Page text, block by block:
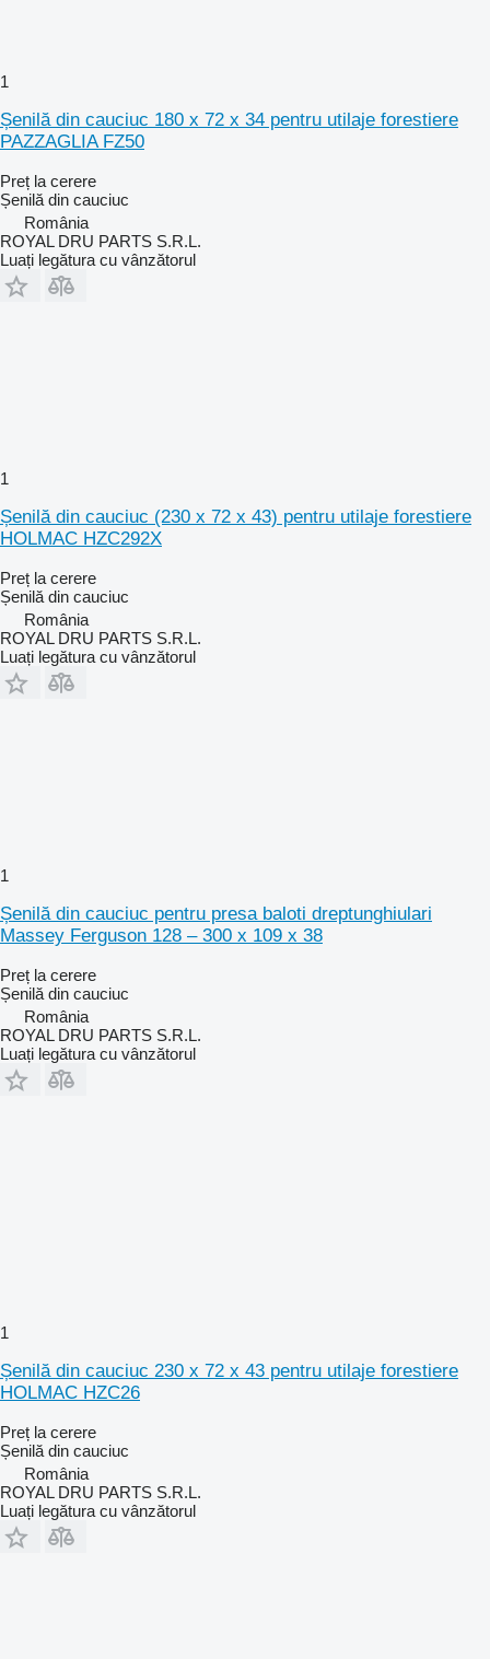
1
Șenilă din cauciuc 180 x 72 x 34 pentru utilaje forestiere
PAZZAGLIA FZ50
Preț la cerere
Șenilă din cauciuc
România
ROYAL DRU PARTS S.R.L.
Luați legătura cu vânzătorul
1
Șenilă din cauciuc (230 x 72 x 43) pentru utilaje forestiere
HOLMAC HZC292X
Preț la cerere
Șenilă din cauciuc
România
ROYAL DRU PARTS S.R.L.
Luați legătura cu vânzătorul
1
Șenilă din cauciuc pentru presa baloti dreptunghiulari
Massey Ferguson 128 – 300 x 109 x 38
Preț la cerere
Șenilă din cauciuc
România
ROYAL DRU PARTS S.R.L.
Luați legătura cu vânzătorul
1
Șenilă din cauciuc 230 x 72 x 43 pentru utilaje forestiere
HOLMAC HZC26
Preț la cerere
Șenilă din cauciuc
România
ROYAL DRU PARTS S.R.L.
Luați legătura cu vânzătorul